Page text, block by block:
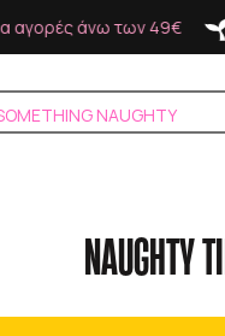
Super Γοργόνες Δωρεάν
NAUGHTY